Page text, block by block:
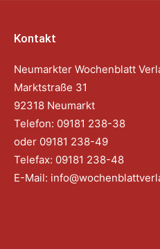
Kontakt
Neumarkter Wochenblatt
Marktstraße 31
92318 Neumarkt
Telefon: 09181 238-38
oder 09181 238-49
Telefax: 09181 238-48
E-Mail: